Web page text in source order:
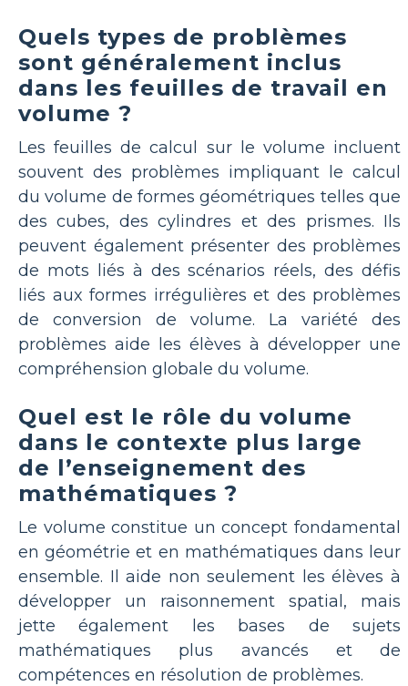
Quels types de problèmes
sont généralement inclus
dans les feuilles de travail en
volume ?
Les feuilles de calcul sur le volume incluent
souvent des problèmes impliquant le calcul
du volume de formes géométriques telles que
des cubes, des cylindres et des prismes. Ils
peuvent également présenter des problèmes
de mots liés à des scénarios réels, des défis
liés aux formes irrégulières et des problèmes
de conversion de volume. La variété des
problèmes aide les élèves à développer une
compréhension globale du volume.
Quel est le rôle du volume
dans le contexte plus large
de l’enseignement des
mathématiques ?
Le volume constitue un concept fondamental
en géométrie et en mathématiques dans leur
ensemble. Il aide non seulement les élèves à
développer un raisonnement spatial, mais
jette également les bases de sujets
mathématiques plus avancés et de
compétences en résolution de problèmes.